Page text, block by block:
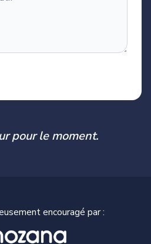
pour le moment.
encouragé par :